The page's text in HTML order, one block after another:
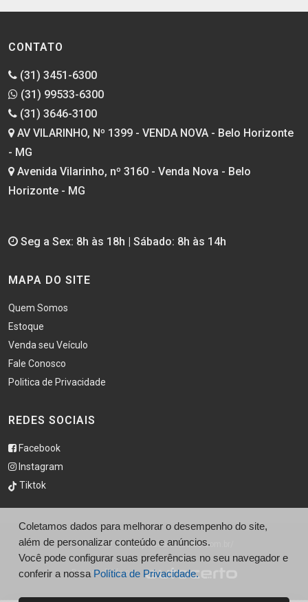
CONTATO
(31) 3451-6300
(31) 99533-6300
(31) 3646-3100
AV VILARINHO, Nº 1399 - VENDA NOVA - Belo Horizonte
- MG
Avenida Vilarinho, nº 3160 - Venda Nova - Belo
Horizonte - MG
Seg a Sex: 8h às 18h | Sábado: 8h às 14h
MAPA DO SITE
Quem Somos
Estoque
Venda seu Veículo
Fale Conosco
Politica de Privacidade
REDES SOCIAIS
Facebook
Instagram
Tiktok
© Pluscar - http://pluscarveiculos.com.br/
Desenvolvido por
Coletamos dados para melhorar o desempenho do site,
além de personalizar conteúdo e anúncios.
Você pode configurar suas preferências no seu navegador e
conferir a nossa Política de Privacidade.